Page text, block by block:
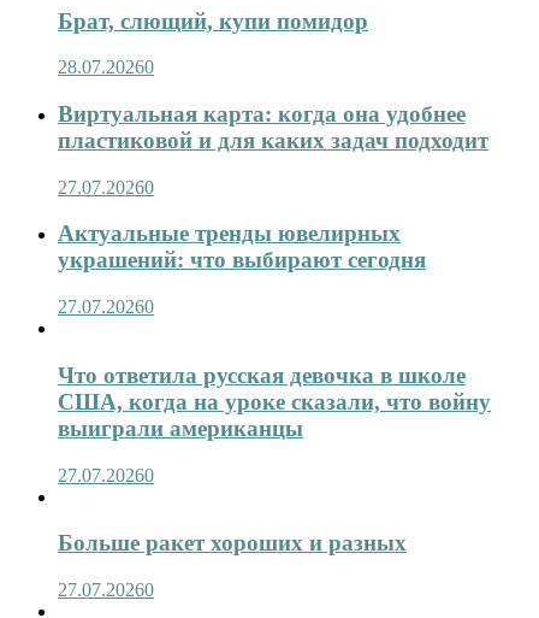
Брат, слющий, купи помидор
28.07.20260
Виртуальная карта: когда она удобнее
пластиковой и для каких задач подходит
27.07.20260
Актуальные тренды ювелирных
украшений: что выбирают сегодня
27.07.20260
Что ответила русская девочка в школе
США, когда на уроке сказали, что войну
выиграли американцы
27.07.20260
Больше ракет хороших и разных
27.07.20260